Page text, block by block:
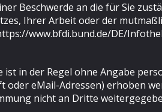
Beschwerde an die für Sie
Ihrer Arbeit oder der
www.bfdi.bund.de/DE/
in der Regel ohne Angabe
oder eMail-Adressen) erhoben
nicht an Dritte